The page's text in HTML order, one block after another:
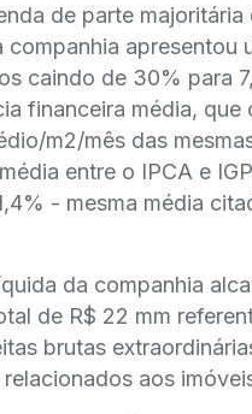
de parte
apresentou
caindo de 30% para
financeira média,
m2/mês das
entre o IPCA e
- mesma média
da companhia
de R$ 22 mm
brutas
aos